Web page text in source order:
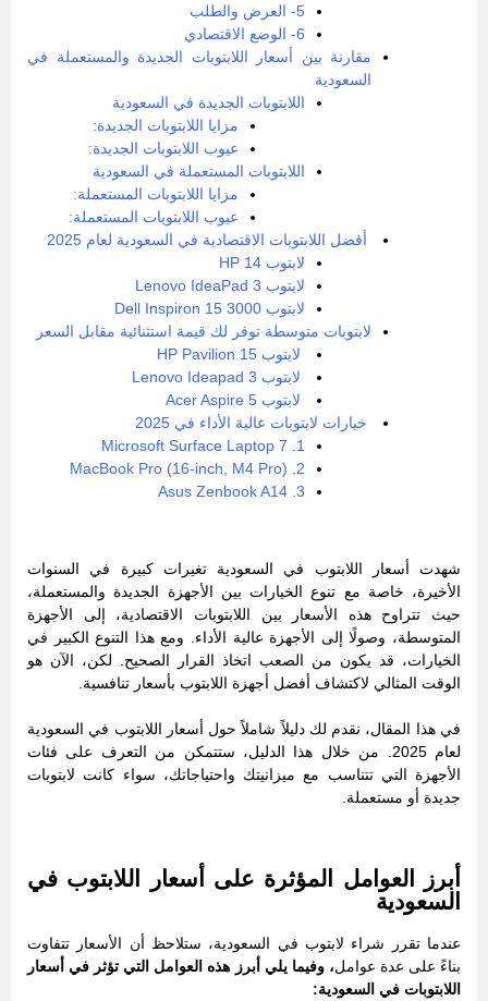
5- العرض والطلب
6- الوضع الاقتصادي
مقارنة بين أسعار اللابتوبات الجديدة والمستعملة في
السعودية
اللابتوبات الجديدة في السعودية
مزايا اللابتوبات الجديدة:
عيوب اللابتوبات الجديدة:
اللابتوبات المستعملة في السعودية
مزايا اللابتوبات المستعملة:
عيوب اللابتوبات المستعملة:
أفضل اللابتوبات الاقتصادية في السعودية لعام 2025
لابتوب HP 14
لابتوب Lenovo IdeaPad 3
لابتوب Dell Inspiron 15 3000
لابتوبات متوسطة توفر لك قيمة استثنائية مقابل السعر
لابتوب HP Pavilion 15
لابتوب Lenovo Ideapad 3
لابتوب Acer Aspire 5
خيارات لابتوبات عالية الأداء في 2025
1. Microsoft Surface Laptop 7
2. MacBook Pro (16-inch, M4 Pro)
3. Asus Zenbook A14
شهدت أسعار اللابتوب في السعودية تغيرات كبيرة في السنوات
الأخيرة، خاصة مع تنوع الخيارات بين الأجهزة الجديدة والمستعملة،
حيث تتراوح هذه الأسعار بين اللابتوبات الاقتصادية، إلى الأجهزة
المتوسطة، وصولًا إلى الأجهزة عالية الأداء. ومع هذا التنوع الكبير في
الخيارات، قد يكون من الصعب اتخاذ القرار الصحيح. لكن، الآن هو
الوقت المثالي لاكتشاف أفضل أجهزة اللابتوب بأسعار تنافسية.
في هذا المقال، نقدم لك دليلاً شاملاً حول أسعار اللابتوب في السعودية
لعام 2025. من خلال هذا الدليل، ستتمكن من التعرف على فئات
الأجهزة التي تتناسب مع ميزانيتك واحتياجاتك، سواء كانت لابتوبات
جديدة أو مستعملة.
أبرز العوامل المؤثرة على أسعار اللابتوب في
السعودية
عندما تقرر شراء لابتوب في السعودية، ستلاحظ أن الأسعار تتفاوت
بناءً على عدة عوامل، وفيما يلي أبرز هذه العوامل التي تؤثر في أسعار
اللابتوبات في السعودية: